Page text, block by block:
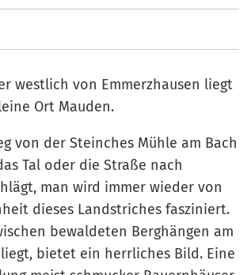
westlich von Emmerzhausen liegt
Ort Mauden.
von der Steinches Mühle am Bach
Tal oder die Straße nach
man wird immer wieder von
dieses Landstriches fasziniert.
bewaldeten Berghängen am
liegt, bietet ein herrliches Bild. Eine